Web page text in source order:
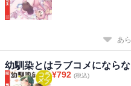
あ
幼馴染とはラブコメにならな
¥792 (税込)